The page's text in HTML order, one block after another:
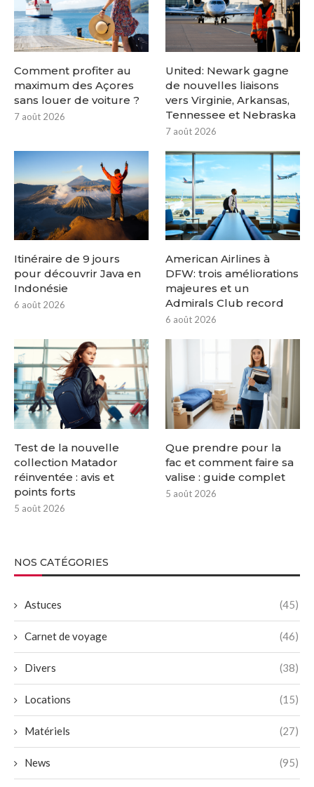
Comment profiter au
maximum des Açores
sans louer de voiture ?
7 août 2026
United: Newark gagne
de nouvelles liaisons
vers Virginie, Arkansas,
Tennessee et Nebraska
7 août 2026
Itinéraire de 9 jours
pour découvrir Java en
Indonésie
6 août 2026
American Airlines à
DFW: trois améliorations
majeures et un
Admirals Club record
6 août 2026
Test de la nouvelle
collection Matador
réinventée : avis et
points forts
5 août 2026
Que prendre pour la
fac et comment faire sa
valise : guide complet
5 août 2026
NOS CATÉGORIES
Astuces (45)
Carnet de voyage (46)
Divers (38)
Locations (15)
Matériels (27)
News (95)